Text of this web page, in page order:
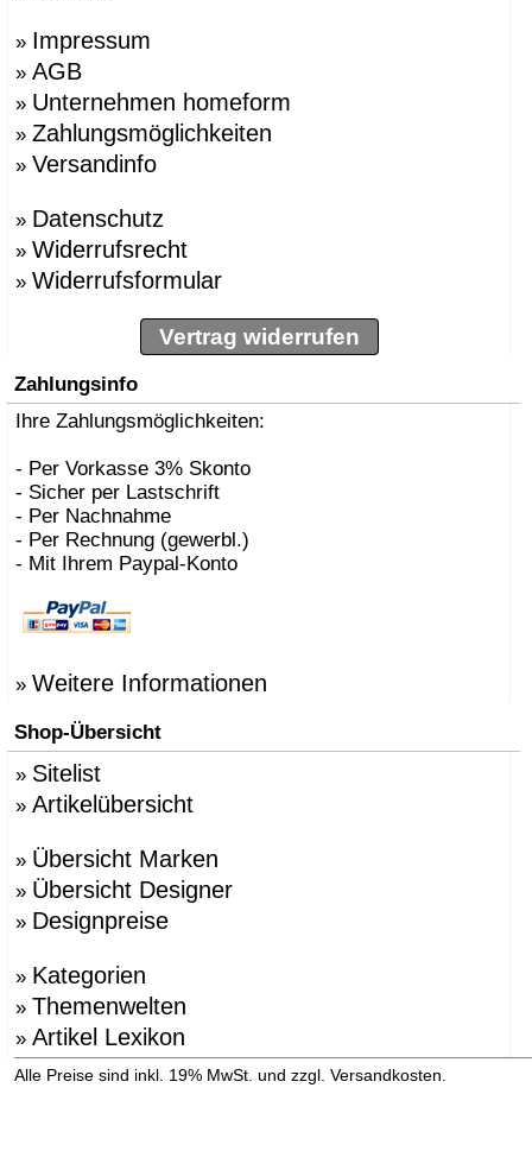
» Impressum
» AGB
» Unternehmen homeform
» Zahlungsmöglichkeiten
» Versandinfo
» Datenschutz
» Widerrufsrecht
» Widerrufsformular
Vertrag widerrufen
Zahlungsinfo
Ihre Zahlungsmöglichkeiten:
- Per Vorkasse 3% Skonto
- Sicher per Lastschrift
- Per Nachnahme
- Per Rechnung (gewerbl.)
- Mit Ihrem Paypal-Konto
» Weitere Informationen
Shop-Übersicht
» Sitelist
» Artikelübersicht
» Übersicht Marken
» Übersicht Designer
» Designpreise
» Kategorien
» Themenwelten
» Artikel Lexikon
Alle Preise sind inkl. 19% MwSt. und zzgl. Versandkosten.